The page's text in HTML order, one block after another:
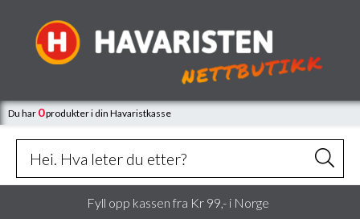
Du har 0produkteri din Havaristkasse
Fyll opp kassen fra Kr 99,- i Norge